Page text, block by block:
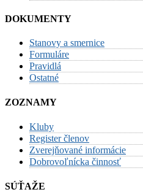
DOKUMENTY
Stanovy a smernice
Formuláre
Pravidlá
Ostatné
ZOZNAMY
Kluby
Register členov
Zverejňované informácie
Dobrovoľnícka činnosť
SÚŤAŽE